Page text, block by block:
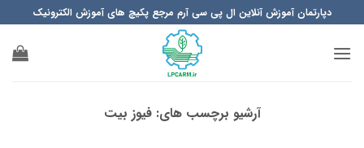
to
content
دپارتمان آموزش آنلاین ال پی سی آرم مرجع پکیچ های آموزش الکترونیک
آرشیو برچسب های:فیوز بیت